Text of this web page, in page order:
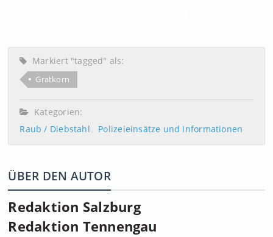
Markiert "tagged" als:
Gratkorn
Kategorien:
Raub / Diebstahl
Polizeieinsätze und Informationen
ÜBER DEN AUTOR
Redaktion Salzburg
Redaktion Tennengau